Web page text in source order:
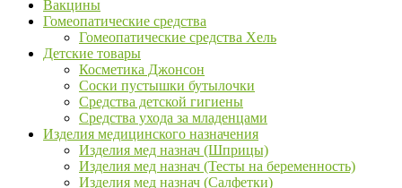
Вакцины
Гомеопатические средства
Гомеопатические средства Хель
Детские товары
Косметика Джонсон
Соски пустышки бутылочки
Средства детской гигиены
Средства ухода за младенцами
Изделия медицинского назначения
Изделия мед назнач (Шприцы)
Изделия мед назнач (Тесты на беременность)
Изделия мед назнач (Салфетки)